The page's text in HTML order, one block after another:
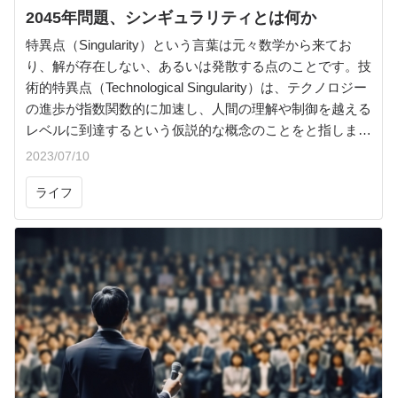
2045年問題、シンギュラリティとは何か
特異点（Singularity）という言葉は元々数学から来てお
り、解が存在しない、あるいは発散する点のことです。技
術的特異点（Technological Singularity）は、テクノロジー
の進歩が指数関数的に加速し、人間の理解や制御を越える
レベルに到達するという仮説的な概念のことをと指しま
す。AI分野での技術的特異点においては、AIの進化が指数
ともに、人間の知性や能力を超える段階に到達すると考え
2023/07/10
ライフ